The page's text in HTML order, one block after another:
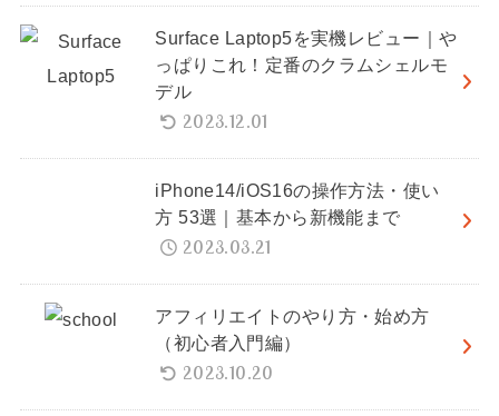
Surface Laptop5を実機レビュー｜や
っぱりこれ！定番のクラムシェルモ
デル
2023.12.01
iPhone14/iOS16の操作方法・使い
方 53選｜基本から新機能まで
2023.03.21
アフィリエイトのやり方・始め方
（初心者入門編）
2023.10.20